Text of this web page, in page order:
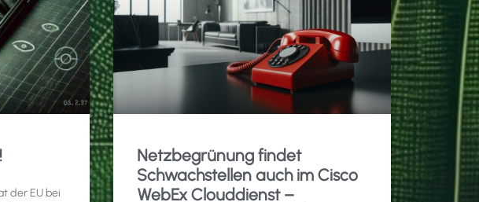
der EU bei
Netzbegrünung findet
Schwachstellen auch im Cisco
WebEx Clouddienst –